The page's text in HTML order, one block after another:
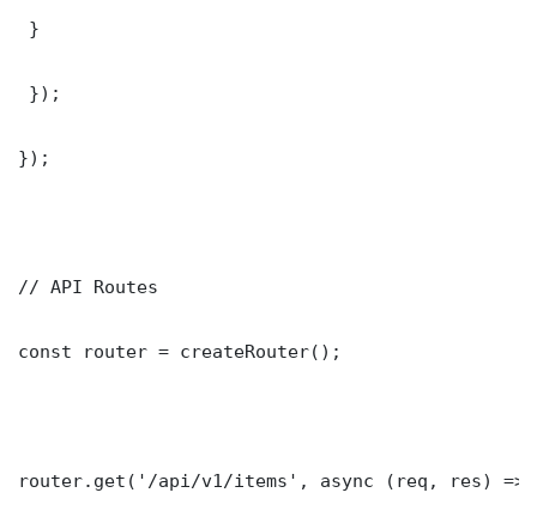
}
});
});
// API Routes
const router = createRouter();
router.get('/api/v1/items', async (req, res) =>